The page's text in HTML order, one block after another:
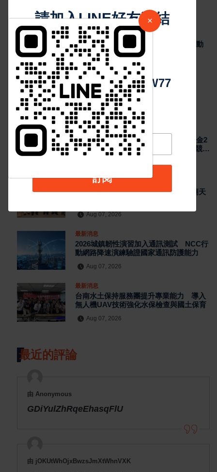
33 Aug 07, 2026
最新消息
2026城鎮韌性演習加入通訊測試 NCC行動
網路降速演練驗證國家通訊防護能力
38 Aug 07, 2026
熱門新聞
最新消息
2026國際少年運動會台南代表隊勇奪7金2
銀4銅 游泳射箭籃球跆拳道展現青年競技
實力
最新消息
日本熊本強震賑災再獲支持 台灣首廟天
Aug 07, 2026
最新消息
2026城鎮韌性演習加入通訊測試 NCC行
動網路降速演練驗證國家通訊防護能力
Aug 07, 2026
最新消息
台南水土保持服務團提升專業能力 導入
無人機UAV技術強化水保檢查與國土保育
Aug 07, 2026
最近的評論
由 Anonymous
GDiYulZhRqeEhasqFlU
由 jOKUtWhOjxBwzsJmXtWhnVXK
請加入LINE好友連結
中 華 超 傳 媒
Https://reurl.cc/adqW77
訂閱
×